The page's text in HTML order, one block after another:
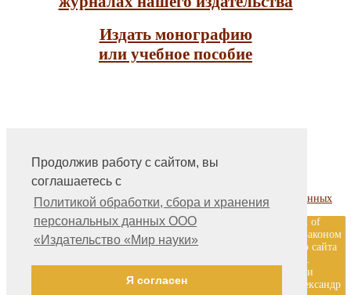
Продолжив работу с сайтом, вы
соглашаетесь с
Политикой обработки, сбора и хранения
персональных данных ООО
«Издательство «Мир науки»
Я согласен
Издать монографию
или учебное пособие
На главную
Контакты, учредитель, редакция
Политика обработки, сбора и хранения персональных данных
ООО «Издательство «Мир науки» \ «Publishing company «World of
science», LLC Материалы, размещенные на сайте, охраняются Законом
о защите авторских прав. Публикация любых материалов этого сайта
Авторские права на размещенные на сайте научные публикации
принадлежат их авторам. Разработка и поддержка сайта — Александр